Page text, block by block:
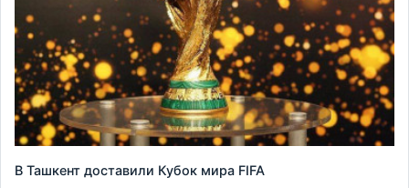
В Ташкент доставили Кубок мира FIFA